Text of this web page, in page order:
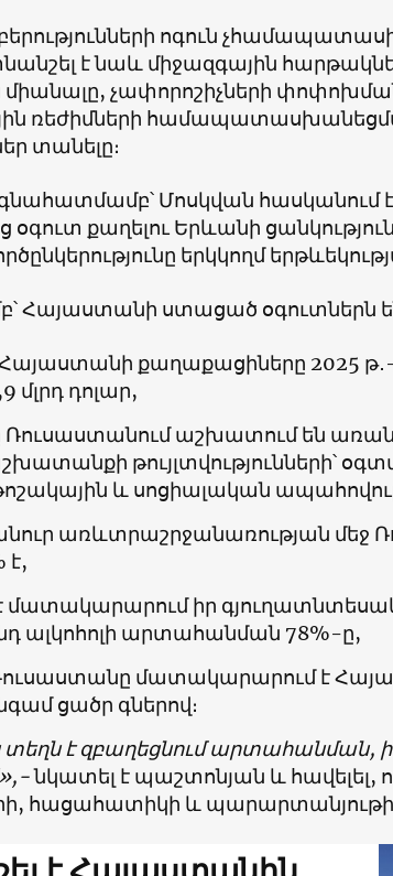
ոգուն
է նաև միջազգային
միանալը, չափորոշիչների
ռեժիմների
տանելը։
Մոսկվան հասկանում
օգուտ քաղելու Երևանի
երկկողմ
Հայաստանի ստացած օգուտներն
քաղաքացիները 2025 թ․-
մլրդ դոլար,
աշխատում են
թույլտվությունների՝
և սոցիալական
առևտրաշրջանառության մեջ
է,
մատակարարում իր
ալկոհոլի արտահանման 78%-ը,
մատակարարում է
ցածր գներով։
տեղն է զբաղեցնում արտահանման,
նկատել է պաշտոնյան և հավելել,
հացահատիկի և պարարտանյութի